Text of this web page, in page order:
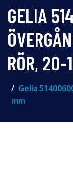
GELIA
RÖR, 20-
Gelia
mm